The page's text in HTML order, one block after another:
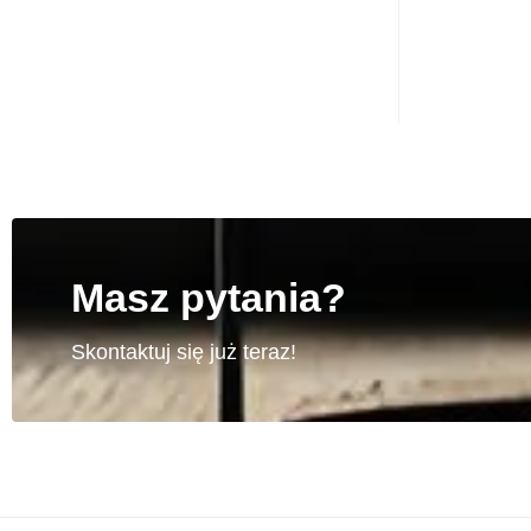
Masz pytania?
Skontaktuj się już teraz!